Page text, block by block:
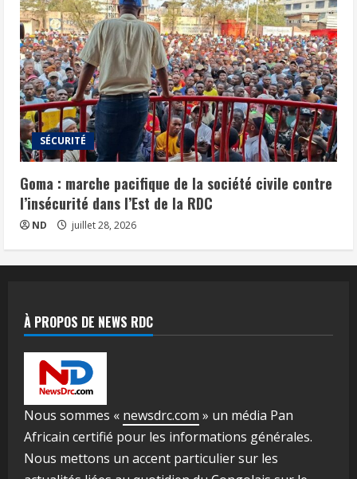
SÉCURITÉ
Goma : marche pacifique de la société civile contre
l’insécurité dans l’Est de la RDC
ND juillet 28, 2026
À PROPOS DE NEWS RDC
Nous sommes « newsdrc.com » un média Pan
Africain certifié pour les informations générales.
Nous mettons un accent particulier sur les